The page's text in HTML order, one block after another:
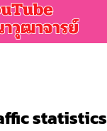
statistics